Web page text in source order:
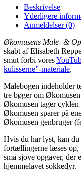
Beskrivelse
Yderligere
Anmeldelser (0)
Økomusens Male- &
skabt af Elisabeth
smut forbi vores
kulisserne”-materiale.
Malebogen indeholder
tre bøger om
Økomusen tager cyklen
Økomusen sparer på
Økomusen genbruger
Hvis du har lyst, kan
fortællingerne læses op,
små sjove opgaver, der
hjemmelavet sokkedyr.